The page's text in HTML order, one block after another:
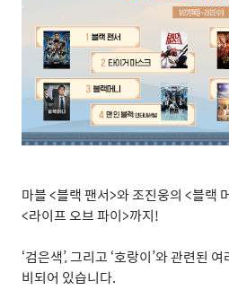
마블<블랙 팬서>와 조진웅의 <블랙
<라이프 오브 파이>까지!
‘검은색’,그리고 ‘호랑이’와 관련된 여
비되어 있습니다.